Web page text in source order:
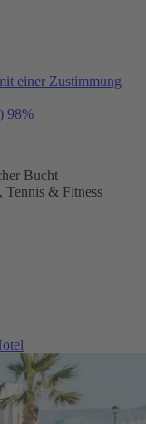
einer Zustimmung
98%
Bucht
Tennis & Fitness